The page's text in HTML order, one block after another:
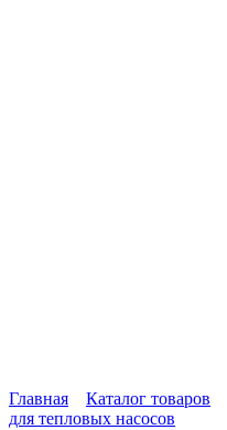
Главная Каталог товаров
для тепловых насосов